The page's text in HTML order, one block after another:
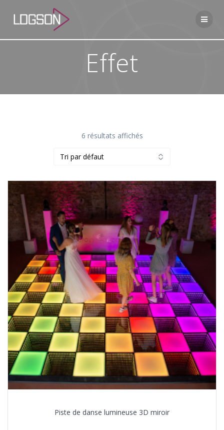
Effet
6 résultats affichés
Piste de danse lumineuse 3D miroir